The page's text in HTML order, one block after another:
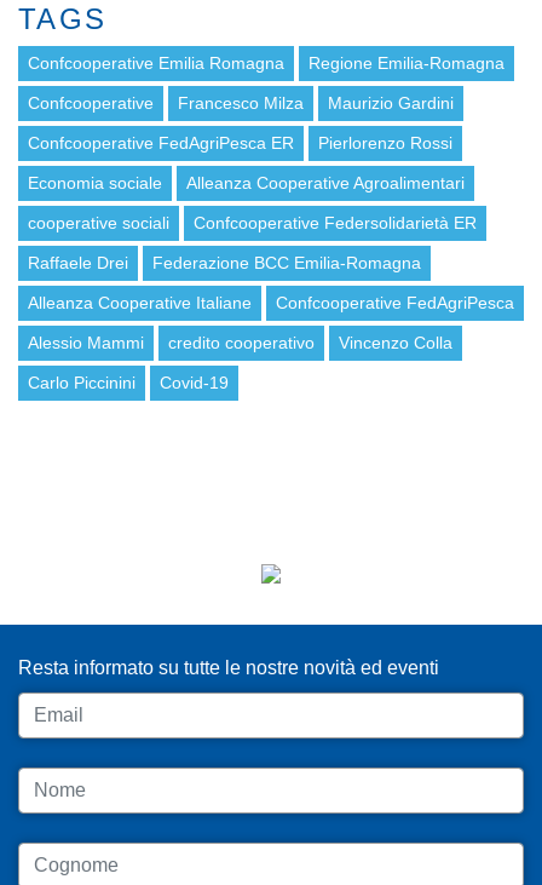
TAGS
Confcooperative Emilia Romagna Regione Emilia-Romagna
Confcooperative Francesco Milza Maurizio Gardini
Confcooperative FedAgriPesca ER Pierlorenzo Rossi
Economia sociale Alleanza Cooperative Agroalimentari
cooperative sociali Confcooperative Federsolidarietà ER
Raffaele Drei Federazione BCC Emilia-Romagna
Alleanza Cooperative Italiane Confcooperative FedAgriPesca
Alessio Mammi credito cooperativo Vincenzo Colla
Carlo Piccinini Covid-19
Resta informato su tutte le nostre novità ed eventi
Email
Nome
Cognome